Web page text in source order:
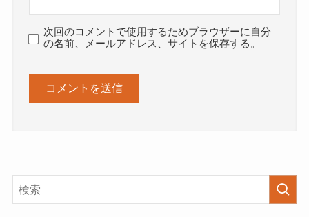
次回のコメントで使用するためブラウザーに自分
の名前、メールアドレス、サイトを保存する。